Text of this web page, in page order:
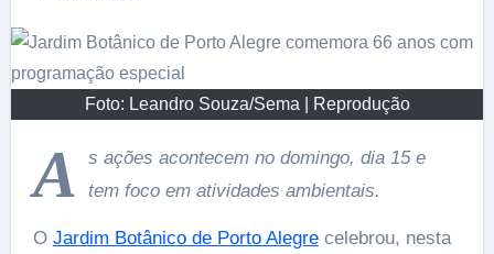
Foto: Leandro Souza/Sema | Reprodução
A
s ações acontecem no domingo, dia 15 e
tem foco em atividades ambientais.
O Jardim Botânico de Porto Alegrecelebrou, nesta